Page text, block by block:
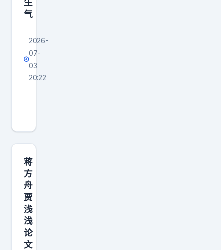
议
后
已
生
气
2026-
07-
03
20:22
谈
莫
德
里
奇
越
位
被
吹
蒋
方
舟
贾
浅
浅
论
文